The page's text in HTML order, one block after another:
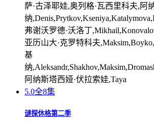
萨·古泽耶娃,奥列格·瓦西里科夫,阿
纳
弗谢沃罗德·沃洛丁
亚历山大·克罗特科夫
基
纳
阿纳斯塔西娅·伏拉索娃,Taya
5.0全8集
谜探休格第二季